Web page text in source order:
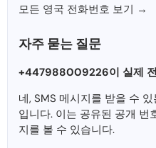
모든 영국 전화번호 보기 →
자주 묻는 질문
+447988009226이 실제
네, SMS 메시지를 받을 수
입니다. 이는 공유된 공개 번
지를 볼 수 있습니다.